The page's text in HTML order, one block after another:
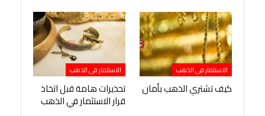
الاستثمار فى الذهب
كيف تشتري الذهب بأمان
الاستثمار فى الذهب
تحذيرات هامة قبل اتخاذ
قرار الاستثمار في الذهب